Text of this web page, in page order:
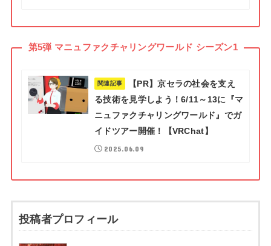
第5弾 マニュファクチャリングワールド シーズン1
関連記事
【PR】京セラの社会を支え
る技術を見学しよう！6/11～13に『マ
ニュファクチャリングワールド』でガ
イドツアー開催！【VRChat】
2025.06.09
投稿者プロフィール